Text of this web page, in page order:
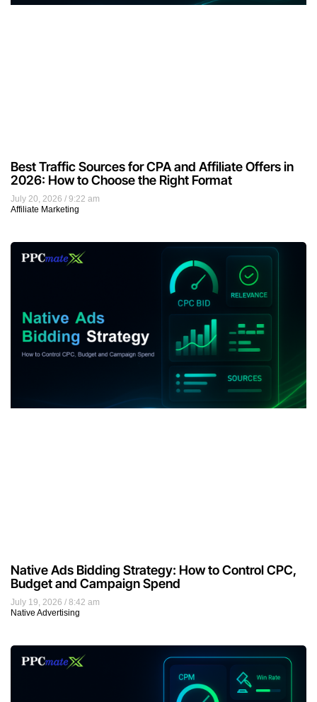
July 20, 2026
9:22 am
Affiliate Marketing
Best Traffic Sources for CPA and Affiliate Offers in
2026: How to Choose the Right Format
July 19, 2026
8:42 am
Native Advertising
Native Ads Bidding Strategy: How to Control CPC,
Budget and Campaign Spend